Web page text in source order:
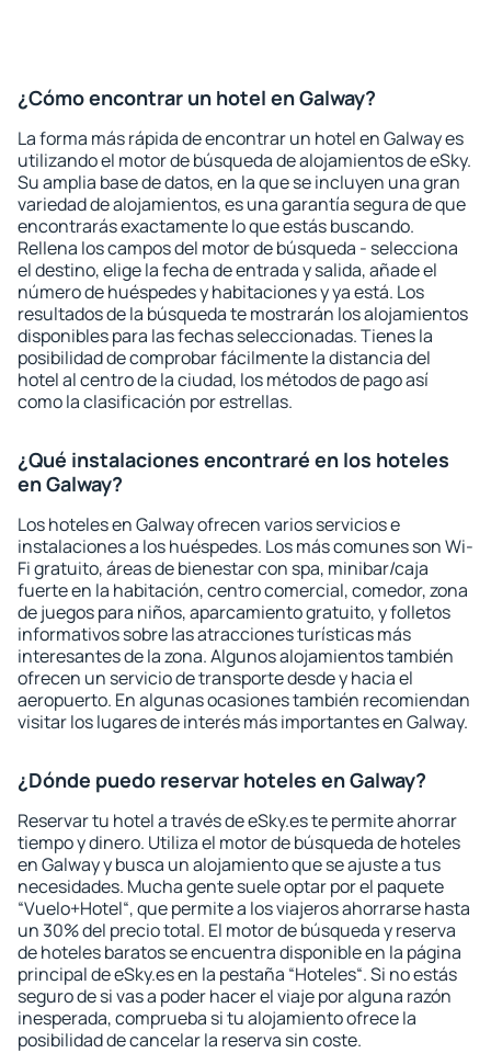
¿Cómo encontrar un hotel en Galway?
La forma más rápida de encontrar un hotel en Galway es
utilizando el motor de búsqueda de alojamientos de eSky.
Su amplia base de datos, en la que se incluyen una gran
variedad de alojamientos, es una garantía segura de que
encontrarás exactamente lo que estás buscando.
Rellena los campos del motor de búsqueda - selecciona
el destino, elige la fecha de entrada y salida, añade el
número de huéspedes y habitaciones y ya está. Los
resultados de la búsqueda te mostrarán los alojamientos
disponibles para las fechas seleccionadas. Tienes la
posibilidad de comprobar fácilmente la distancia del
hotel al centro de la ciudad, los métodos de pago así
como la clasificación por estrellas.
¿Qué instalaciones encontraré en los hoteles
en Galway?
Los hoteles en Galway ofrecen varios servicios e
instalaciones a los huéspedes. Los más comunes son Wi-
Fi gratuito, áreas de bienestar con spa, minibar/caja
fuerte en la habitación, centro comercial, comedor, zona
de juegos para niños, aparcamiento gratuito, y folletos
informativos sobre las atracciones turísticas más
interesantes de la zona. Algunos alojamientos también
ofrecen un servicio de transporte desde y hacia el
aeropuerto. En algunas ocasiones también recomiendan
visitar los lugares de interés más importantes en Galway.
¿Dónde puedo reservar hoteles en Galway?
Reservar tu hotel a través de eSky.es te permite ahorrar
tiempo y dinero. Utiliza el motor de búsqueda de hoteles
en Galway y busca un alojamiento que se ajuste a tus
necesidades. Mucha gente suele optar por el paquete
“Vuelo+Hotel“, que permite a los viajeros ahorrarse hasta
un 30% del precio total. El motor de búsqueda y reserva
de hoteles baratos se encuentra disponible en la página
principal de eSky.es en la pestaña “Hoteles“. Si no estás
seguro de si vas a poder hacer el viaje por alguna razón
inesperada, comprueba si tu alojamiento ofrece la
posibilidad de cancelar la reserva sin coste.